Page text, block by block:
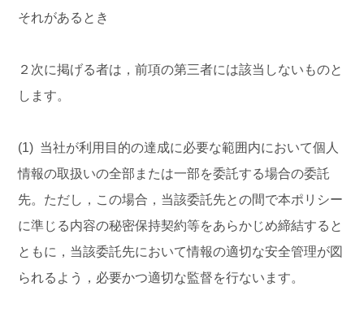
それがあるとき
２次に掲げる者は，前項の第三者には該当しないものと
します。
(1) 当社が利用目的の達成に必要な範囲内において個人
情報の取扱いの全部または一部を委託する場合の委託
先。ただし，この場合，当該委託先との間で本ポリシー
に準じる内容の秘密保持契約等をあらかじめ締結すると
ともに，当該委託先において情報の適切な安全管理が図
られるよう，必要かつ適切な監督を行ないます。